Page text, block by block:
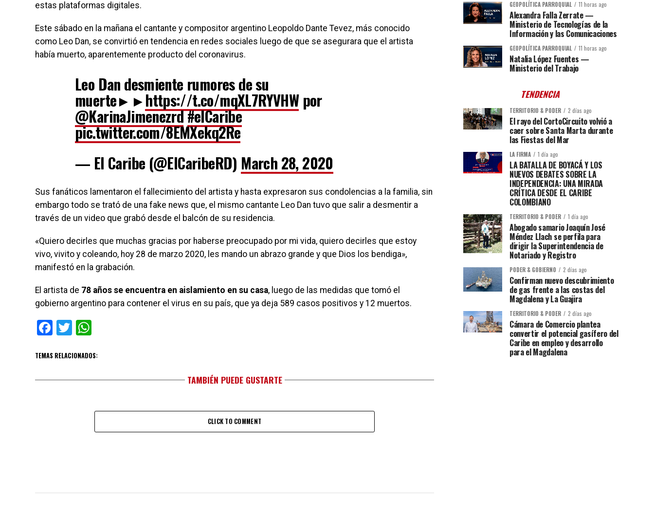
estas plataformas digitales.
Este sábado en la mañana el cantante y compositor argentino Leopoldo Dante Tevez, más conocido
como Leo Dan, se convirtió en tendencia en redes sociales luego de que se asegurara que el artista
había muerto, aparentemente producto del coronavirus.
Leo Dan desmiente rumores de su
muerte►►https://t.co/mqXL7RYVHWpor
@KarinaJimenezrd#elCaribe
pic.twitter.com/8EMXekq2Re
— El Caribe (@ElCaribeRD) March 28, 2020
Sus fanáticos lamentaron el fallecimiento del artista y hasta expresaron sus condolencias a la familia, sin
embargo todo se trató de una fake news que, el mismo cantante Leo Dan tuvo que salir a desmentir a
través de un video que grabó desde el balcón de su residencia.
«Quiero decirles que muchas gracias por haberse preocupado por mi vida, quiero decirles que estoy
vivo, vivito y coleando, hoy 28 de marzo 2020, les mando un abrazo grande y que Dios los bendiga»,
manifestó en la grabación.
El artista de 78 años se encuentra en aislamiento en su casa, luego de las medidas que tomó el
gobierno argentino para contener el virus en su país, que ya deja 589 casos positivos y 12 muertos.
Facebook
Twitter
TEMAS RELACIONADOS:
TAMBIÉN PUEDE GUSTARTE
CLICK TO COMMENT
GEOPOLÍTICA PARROQUIAL 11 horas ago
Alexandra Falla Zerrate —
Ministerio de Tecnologías de la
Información y las Comunicaciones
GEOPOLÍTICA PARROQUIAL 11 horas ago
Natalia López Fuentes —
Ministerio del Trabajo
TENDENCIA
TERRITORIO & PODER 2 días ago
El rayo del CortoCircuito volvió a
caer sobre Santa Marta durante
las Fiestas del Mar
LA FIRMA 1 día ago
LA BATALLA DE BOYACÁ Y LOS
NUEVOS DEBATES SOBRE LA
INDEPENDENCIA: UNA MIRADA
CRÍTICA DESDE EL CARIBE
COLOMBIANO
TERRITORIO & PODER 1 día ago
Abogado samario Joaquín José
Méndez Llach se perfila para
dirigir la Superintendencia de
Notariado y Registro
PODER & GOBIERNO 2 días ago
Confirman nuevo descubrimiento
de gas frente a las costas del
Magdalena y La Guajira
TERRITORIO & PODER 2 días ago
Cámara de Comercio plantea
convertir el potencial gasífero del
Caribe en empleo y desarrollo
para el Magdalena